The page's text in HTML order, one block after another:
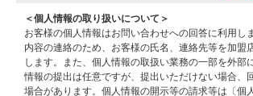
＜個人情報の取り扱いについて＞
お客様の個人情報はお問い合わせへの回答に利用し
内容の連絡のため、お客様の氏名、連絡先等を加盟
します。また、個人情報の取扱い業務の一部を外部
情報の提出は任意ですが、提出いただけない場合、
場合があります。個人情報の開示等の請求等は〔個